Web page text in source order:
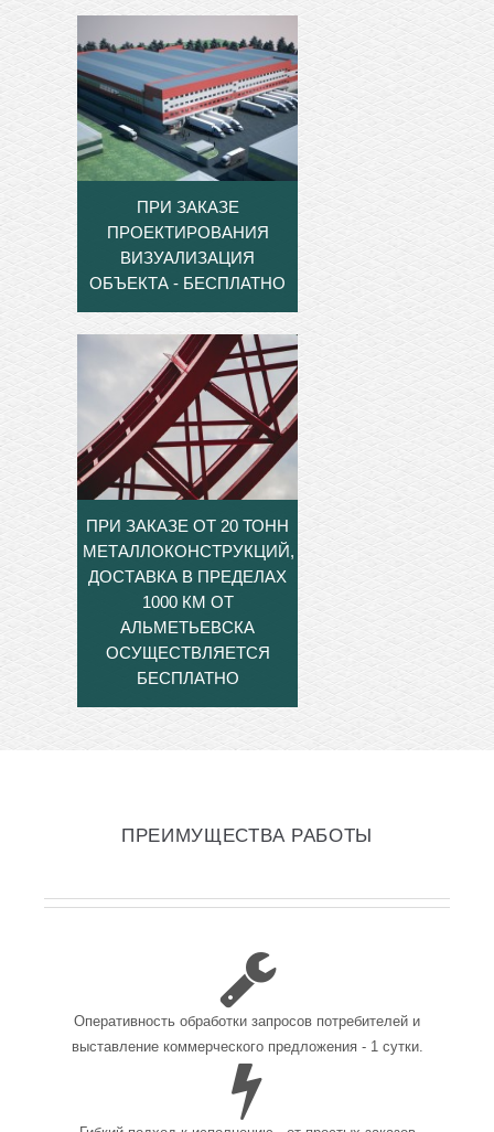
ПРИ ЗАКАЗЕ
ПРОЕКТИРОВАНИЯ
ВИЗУАЛИЗАЦИЯ
ОБЪЕКТА - БЕСПЛАТНО
ПРИ ЗАКАЗЕ ОТ 20 ТОНН
МЕТАЛЛОКОНСТРУКЦИЙ,
ДОСТАВКА В ПРЕДЕЛАХ
1000 КМ ОТ
АЛЬМЕТЬЕВСКА
ОСУЩЕСТВЛЯЕТСЯ
БЕСПЛАТНО
ПРЕИМУЩЕСТВА РАБОТЫ
Оперативность обработки запросов потребителей и
выставление коммерческого предложения - 1 сутки.